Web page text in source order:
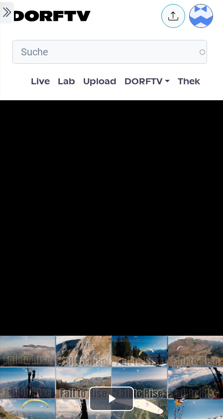
Skip to main content User
Hauptnavigation
Live Lab Upload DORFTV Thek
Play